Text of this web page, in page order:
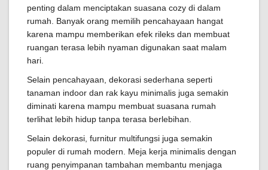
penting dalam menciptakan suasana cozy di dalam
rumah. Banyak orang memilih pencahayaan hangat
karena mampu memberikan efek rileks dan membuat
ruangan terasa lebih nyaman digunakan saat malam
hari.
Selain pencahayaan, dekorasi sederhana seperti
tanaman indoor dan rak kayu minimalis juga semakin
diminati karena mampu membuat suasana rumah
terlihat lebih hidup tanpa terasa berlebihan.
Selain dekorasi, furnitur multifungsi juga semakin
populer di rumah modern. Meja kerja minimalis dengan
ruang penyimpanan tambahan membantu menjaga